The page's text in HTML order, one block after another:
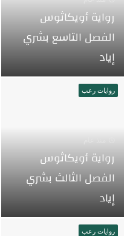
رواية أويكاثوس
الفصل التاسع بشري
إياد
روايات رعب
رواية أويكاثوس
الفصل الثالث بشري
إياد
روايات رعب